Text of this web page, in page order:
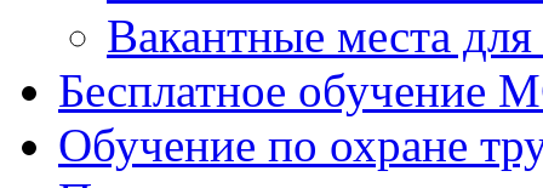
Вакантные места
Бесплатное обучение
Обучение по охране